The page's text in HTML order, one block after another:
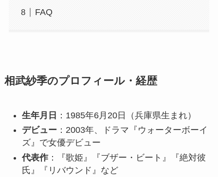
FAQ
相武紗季のプロフィール・経歴
生年月日 ：1985年6月20日（兵庫県生まれ）
デビュー ：2003年、ドラマ『ウォーターボーイ
ズ』で女優デビュー
代表作：『歌姫』『ブザー・ビート』『絶対彼
氏』『リバウンド』など